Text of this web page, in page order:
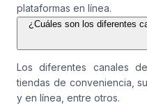
plataformas en línea.
¿Cuáles son los diferentes
Los diferentes canales
tiendas de conveniencia,
y en línea, entre otros.